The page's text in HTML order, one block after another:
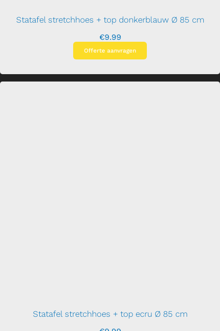
Statafel stretchhoes + top donkerblauw Ø 85 cm
€9.99
Offerte aanvragen
Statafel stretchhoes + top ecru Ø 85 cm